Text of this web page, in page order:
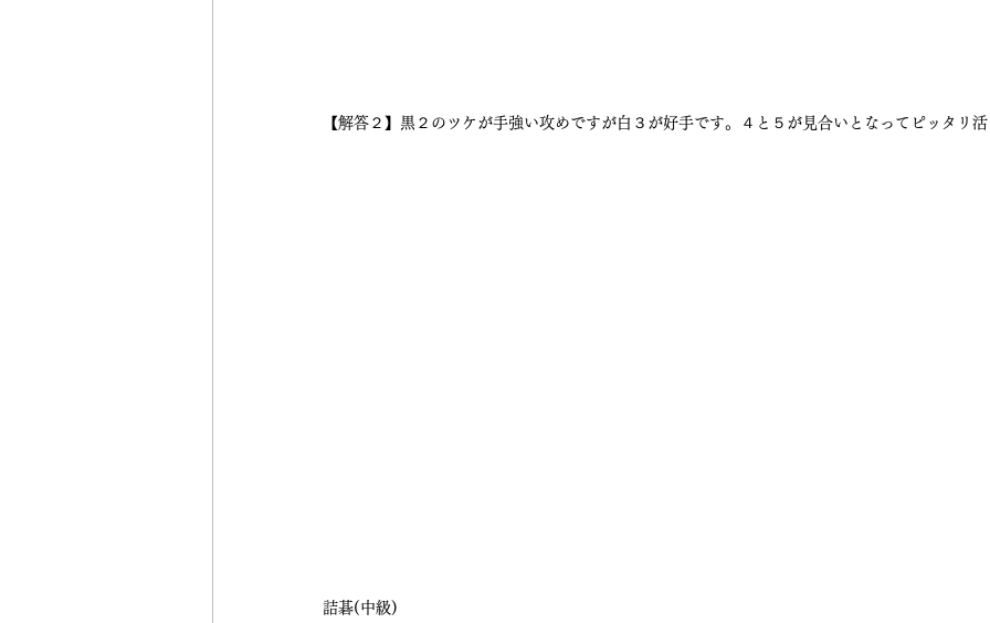
【解答２】黒２のツケが手強い攻めですが白３が好手です。４と５が見合いとなってピッタリ
詰碁(中級)